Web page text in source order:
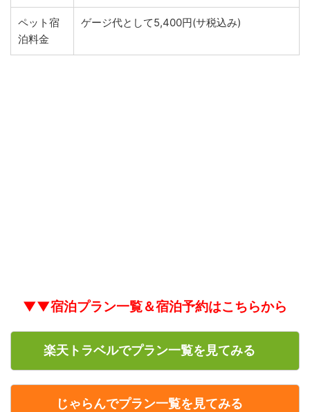
ペット宿
泊料金
ゲージ代として5,400円(サ税込み)
▼▼宿泊プラン一覧＆宿泊予約はこちらから
楽天トラベルでプラン一覧を見てみる
じゃらんでプラン一覧を見てみる